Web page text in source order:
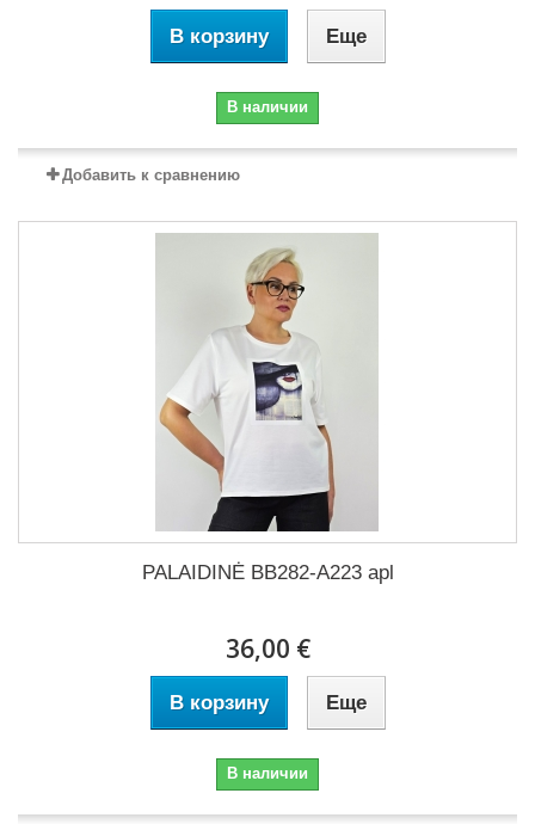
В корзину Еще
В наличии
Добавить к сравнению
PALAIDINĖ BB282-A223 apl
36,00 €
В корзину Еще
В наличии